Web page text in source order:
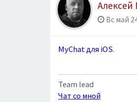
Алексей
Вс май
MyChat для iOS.
Team lead
Чат со мной